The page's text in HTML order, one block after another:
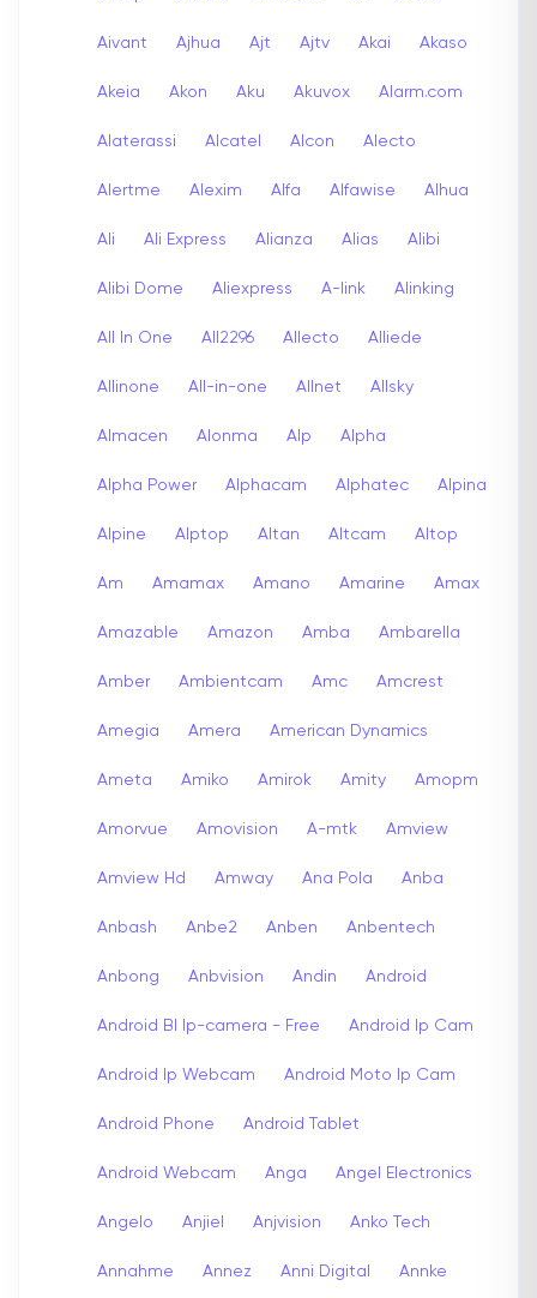
Aivant Ajhua Ajt Ajtv Akai Akaso
Akeia Akon Aku Akuvox Alarm.com
Alaterassi Alcatel Alcon Alecto
Alertme Alexim Alfa Alfawise Alhua
Ali Ali Express Alianza Alias Alibi
Alibi Dome Aliexpress A-link Alinking
All In One All2296 Allecto Alliede
Allinone All-in-one Allnet Allsky
Almacen Alonma Alp Alpha
Alpha Power Alphacam Alphatec Alpina
Alpine Alptop Altan Altcam Altop
Am Amamax Amano Amarine Amax
Amazable Amazon Amba Ambarella
Amber Ambientcam Amc Amcrest
Amegia Amera American Dynamics
Ameta Amiko Amirok Amity Amopm
Amorvue Amovision A-mtk Amview
Amview Hd Amway Ana Pola Anba
Anbash Anbe2 Anben Anbentech
Anbong Anbvision Andin Android
Android Bl Ip-camera - Free Android Ip Cam
Android Ip Webcam Android Moto Ip Cam
Android Phone Android Tablet
Android Webcam Anga Angel Electronics
Angelo Anjiel Anjvision Anko Tech
Annahme Annez Anni Digital Annke